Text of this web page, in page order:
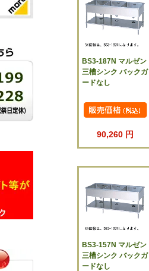
BS3-187N マルゼン
三槽シンク バックガ
ードなし
90,260 円
BS3-157N マルゼン
三槽シンク バックガ
ードなし